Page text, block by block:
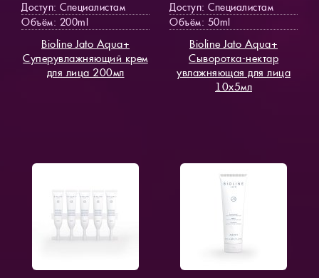
Доступ: Специалистам
Объём: 200ml
Bioline Jato Aqua+
Суперувлажняющий крем
для лица 200мл
Доступ: Специалистам
Объём: 50ml
Bioline Jato Aqua+
Сыворотка-нектар
увлажняющая для лица
10х5мл